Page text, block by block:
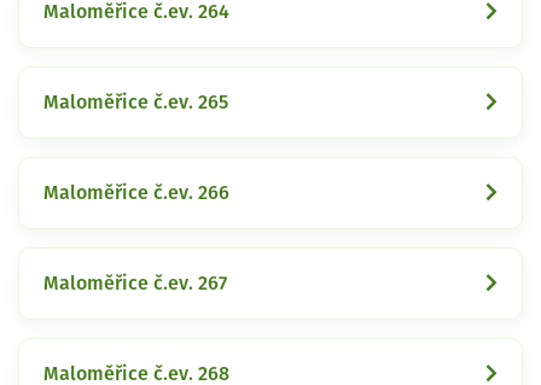
Maloměřice č.ev. 264
Maloměřice č.ev. 265
Maloměřice č.ev. 266
Maloměřice č.ev. 267
Maloměřice č.ev. 268